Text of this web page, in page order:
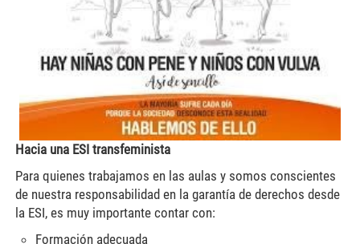
Hacia una ESI transfeminista
Para quienes trabajamos en las aulas y somos conscientes
de nuestra responsabilidad en la garantía de derechos desde
la ESI, es muy importante contar con:
Formación adecuada